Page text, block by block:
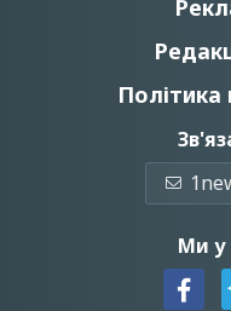
Політика
Ми у